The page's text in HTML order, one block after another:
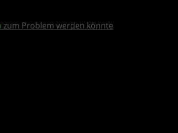
zum Problem werden könnte